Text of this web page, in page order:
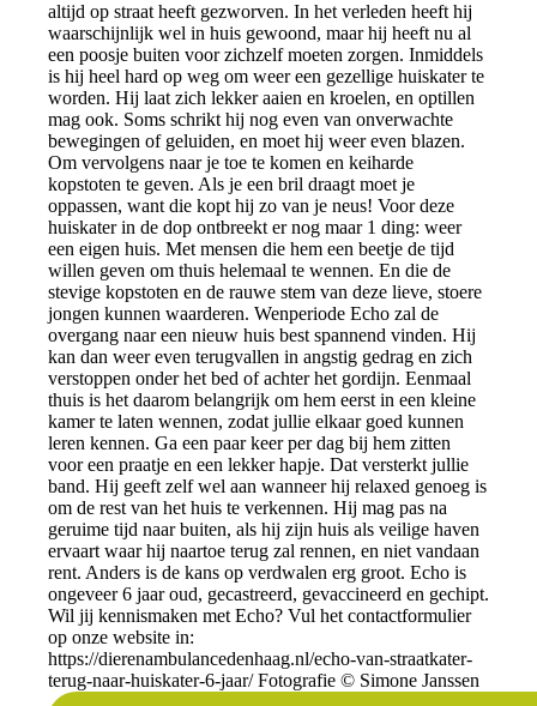
altijd op straat heeft gezworven. In het verleden heeft hij
waarschijnlijk wel in huis gewoond, maar hij heeft nu al
een poosje buiten voor zichzelf moeten zorgen. Inmiddels
is hij heel hard op weg om weer een gezellige huiskater te
worden. Hij laat zich lekker aaien en kroelen, en optillen
mag ook. Soms schrikt hij nog even van onverwachte
bewegingen of geluiden, en moet hij weer even blazen.
Om vervolgens naar je toe te komen en keiharde
kopstoten te geven. Als je een bril draagt moet je
oppassen, want die kopt hij zo van je neus! Voor deze
huiskater in de dop ontbreekt er nog maar 1 ding: weer
een eigen huis. Met mensen die hem een beetje de tijd
willen geven om thuis helemaal te wennen. En die de
stevige kopstoten en de rauwe stem van deze lieve, stoere
jongen kunnen waarderen. Wenperiode Echo zal de
overgang naar een nieuw huis best spannend vinden. Hij
kan dan weer even terugvallen in angstig gedrag en zich
verstoppen onder het bed of achter het gordijn. Eenmaal
thuis is het daarom belangrijk om hem eerst in een kleine
kamer te laten wennen, zodat jullie elkaar goed kunnen
leren kennen. Ga een paar keer per dag bij hem zitten
voor een praatje en een lekker hapje. Dat versterkt jullie
band. Hij geeft zelf wel aan wanneer hij relaxed genoeg is
om de rest van het huis te verkennen. Hij mag pas na
geruime tijd naar buiten, als hij zijn huis als veilige haven
ervaart waar hij naartoe terug zal rennen, en niet vandaan
rent. Anders is de kans op verdwalen erg groot. Echo is
ongeveer 6 jaar oud, gecastreerd, gevaccineerd en gechipt.
Wil jij kennismaken met Echo? Vul het contactformulier
op onze website in:
https://dierenambulancedenhaag.nl/echo-van-straatkater-
terug-naar-huiskater-6-jaar/ Fotografie © Simone Janssen